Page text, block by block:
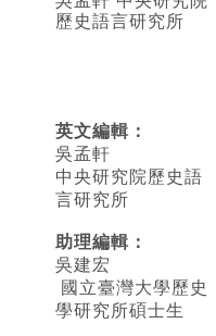
歷史語言研究所
英文編輯 ：
吳孟軒
中央研究院歷史語
言研究所
助理編輯：
吳建宏
國立臺灣大學歷史
學研究所碩士生